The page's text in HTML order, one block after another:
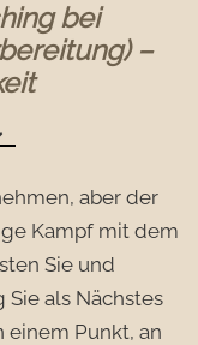
bei
–
aber der
Kampf mit dem
Sie und
Sie als Nächstes
einem Punkt, an